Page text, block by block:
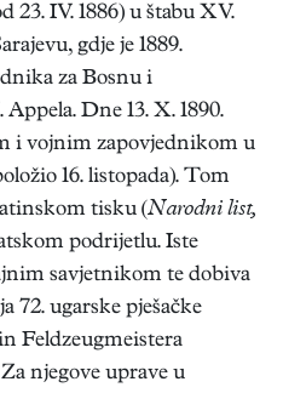
23. IV. 1886) u štabu XV.
gdje je 1889.
za Bosnu i
Dne 13. X. 1890.
i vojnim zapovjednikom u
16. listopada). Tom
tisku (Narodni list,
podrijetlu. Iste
savjetnikom te dobiva
72. ugarske pješačke
Feldzeugmeistera
njegove uprave u